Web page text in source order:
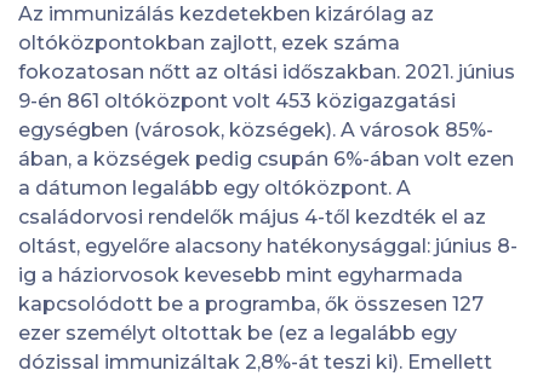
Az immunizálás kezdetekben kizárólag az
oltóközpontokban zajlott, ezek száma
fokozatosan nőtt az oltási időszakban. 2021. június
9-én 861 oltóközpont volt 453 közigazgatási
egységben (városok, községek). A városok 85%-
ában, a községek pedig csupán 6%-ában volt ezen
a dátumon legalább egy oltóközpont. A
családorvosi rendelők május 4-től kezdték el az
oltást, egyelőre alacsony hatékonysággal: június 8-
ig a háziorvosok kevesebb mint egyharmada
kapcsolódott be a programba, ők összesen 127
ezer személyt oltottak be (ez a legalább egy
dózissal immunizáltak 2,8%-át teszi ki). Emellett